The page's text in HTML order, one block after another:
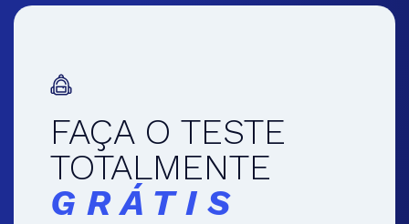
FAÇA O TESTE
TOTALMENTE
GRÁTIS